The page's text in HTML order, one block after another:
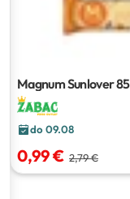
Magnum Sunlover
do 09.08
0,99 € 2,79 €